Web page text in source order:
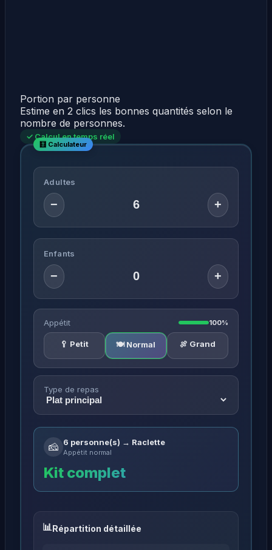
Portion par personne
Estime en 2 clics les bonnes quantités selon le
nombre de personnes.
✓ Calcul en temps réel
Adultes
− +
Enfants
− +
Appétit 100%
🥄 Petit 🍽️ Normal 🍖 Grand
Type de repas
🧀 6 personne(s) → Raclette
Appétit normal
Kit complet
Répartition détaillée